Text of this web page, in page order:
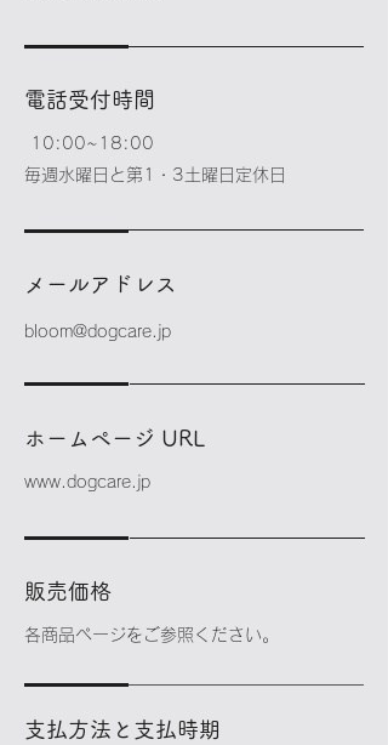
電話受付時間
10:00~18:00
​毎週水曜日と第1・3土曜日定休日
メールアドレス
bloom@dogcare.jp
ホームページ URL
www.dogcare.jp
販売価格
各商品ページをご参照ください。
支払方法と支払時期